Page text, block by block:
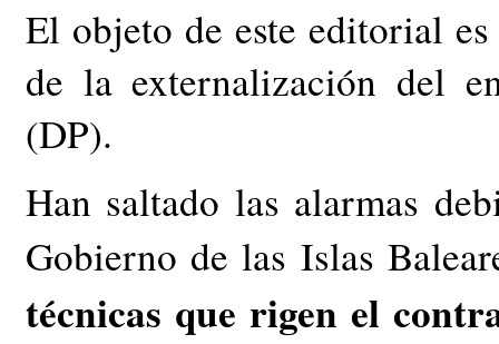
El objeto de este editorial
de la externalización del
(DP).
Han saltado las alarmas
Gobierno de las Islas
técnicas que rigen el